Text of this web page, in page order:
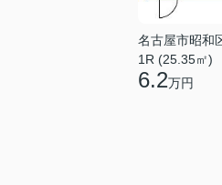
名古屋市昭和
1R (25.35㎡)
6.2万円